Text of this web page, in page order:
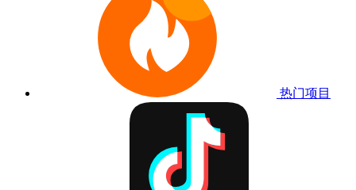
热门项目